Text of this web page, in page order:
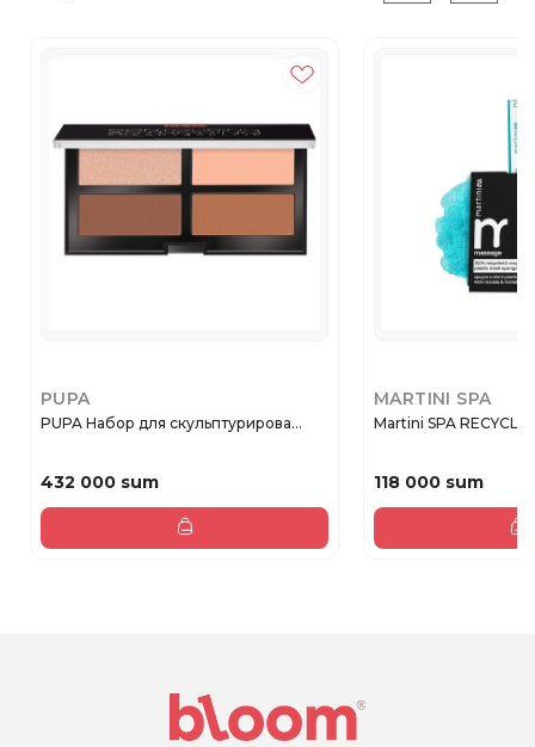
PUPA
PUPA Набор для скульптурирова...
432 000 sum
MARTINI SPA
Martini SPA
118 000 sum